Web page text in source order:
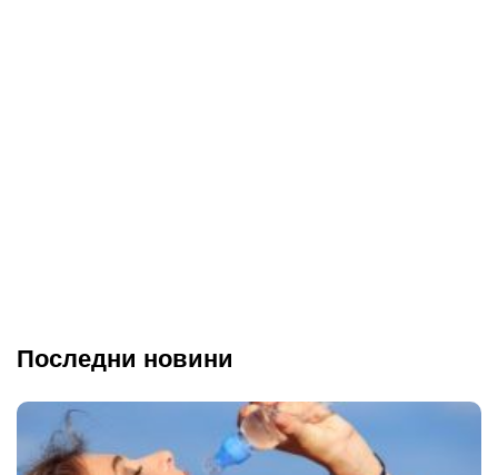
Последни новини